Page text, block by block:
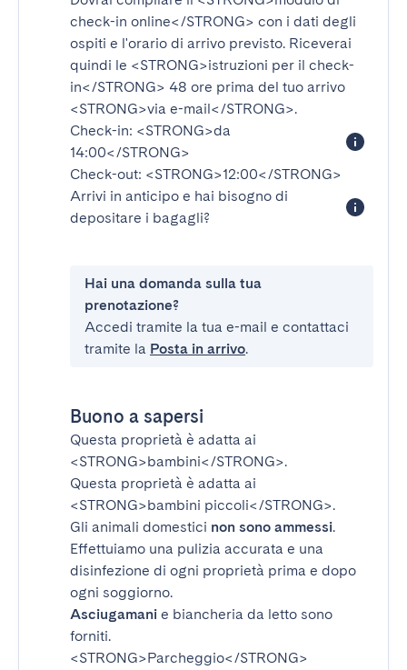
check-in online</STRONG> con i dati degli
ospiti e l'orario di arrivo previsto. Riceverai
quindi le <STRONG>istruzioni per il check-
in</STRONG> 48 ore prima del tuo arrivo
<STRONG>via e-mail</STRONG>.
Check-in: <STRONG>da
14:00</STRONG>
Check-out: <STRONG>12:00</STRONG>
Arrivi in anticipo e hai bisogno di
depositare i bagagli?
Hai una domanda sulla tua
prenotazione?
Accedi tramite la tua e-mail e contattaci
tramite la Posta in arrivo.
Buono a sapersi
Questa proprietà è adatta ai
<STRONG>bambini</STRONG>.
Questa proprietà è adatta ai
<STRONG>bambini piccoli</STRONG>.
Gli animali domestici non sono ammessi.
Effettuiamo una pulizia accurata e una
disinfezione di ogni proprietà prima e dopo
ogni soggiorno.
Asciugamani e biancheria da letto sono
forniti.
<STRONG>Parcheggio</STRONG>